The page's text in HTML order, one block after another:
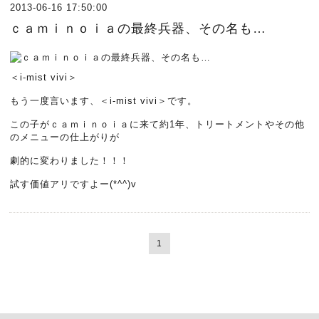
2013-06-16 17:50:00
ｃａｍｉｎｏｉａの最終兵器、その名も…
＜i-mist vivi＞
もう一度言います、＜i-mist vivi＞です。
この子がｃａｍｉｎｏｉａに来て約1年、トリートメントやその他
のメニューの仕上がりが
劇的に変わりました！！！
試す価値アリですよー(*^^)v
1